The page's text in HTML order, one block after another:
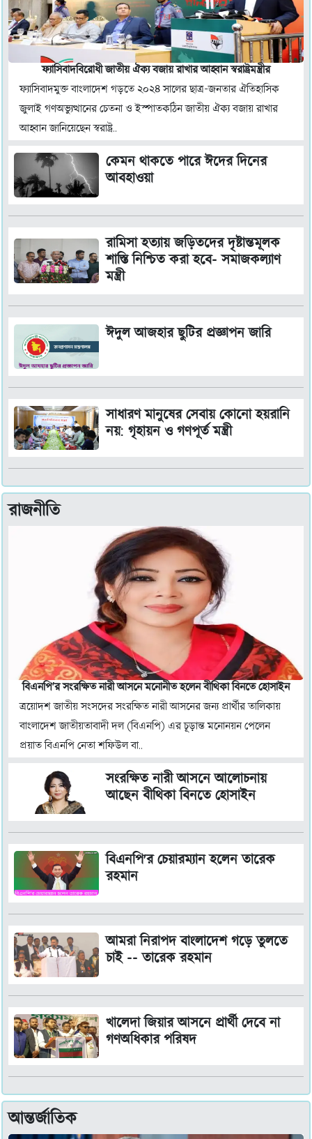
ফ্যাসিবাদবিরোধী জাতীয় ঐক্য বজায় রাখার আহ্বান স্বরাষ্ট্রমন্ত্রীর
ফ্যাসিবাদমুক্ত বাংলাদেশ গড়তে ২০২৪ সালের ছাত্র-জনতার ঐতিহাসিক
জুলাই গণঅভ্যুত্থানের চেতনা ও ইস্পাতকঠিন জাতীয় ঐক্য বজায় রাখার
আহ্বান জানিয়েছেন স্বরাষ্ট্র..
কেমন থাকতে পারে ঈদের দিনের
আবহাওয়া
রামিসা হত্যায় জড়িতদের দৃষ্টান্তমূলক
শাস্তি নিশ্চিত করা হবে- সমাজকল্যাণ
মন্ত্রী
ঈদুল আজহার ছুটির প্রজ্ঞাপন জারি
সাধারণ মানুষের সেবায় কোনো হয়রানি
নয়: গৃহায়ন ও গণপূর্ত মন্ত্রী
রাজনীতি
বিএনপি'র সংরক্ষিত নারী আসনে মনোনীত হলেন বীথিকা বিনতে হোসাইন
ত্রয়োদশ জাতীয় সংসদের সংরক্ষিত নারী আসনের জন্য প্রার্থীর তালিকায়
বাংলাদেশ জাতীয়তাবাদী দল (বিএনপি) এর চূড়ান্ত মনোনয়ন পেলেন
প্রয়াত বিএনপি নেতা শফিউল বা..
সংরক্ষিত নারী আসনে আলোচনায়
আছেন বীথিকা বিনতে হোসাইন
বিএনপি'র চেয়ারম্যান হলেন তারেক
রহমান
আমরা নিরাপদ বাংলাদেশ গড়ে তুলতে
চাই -- তারেক রহমান
খালেদা জিয়ার আসনে প্রার্থী দেবে না
গণঅধিকার পরিষদ
আন্তর্জাতিক